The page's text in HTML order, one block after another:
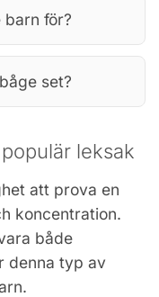
för?
set?
leksak
att prova en
koncentration.
både
denna typ av